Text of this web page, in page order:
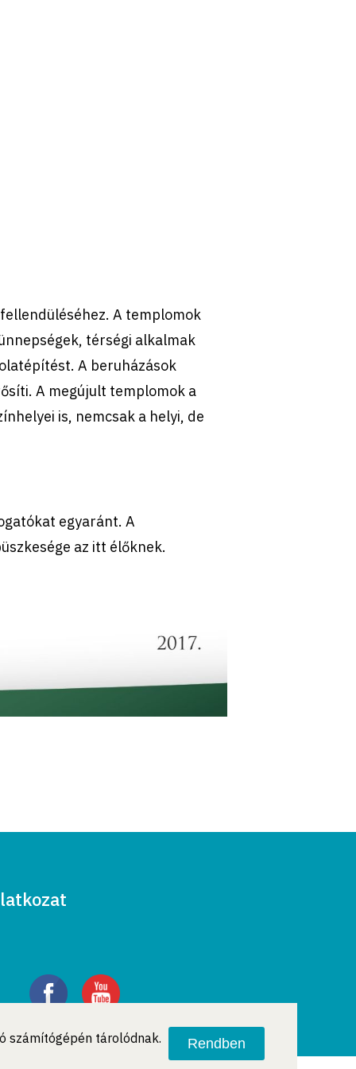
számítógépén tárolódnak. Rendben
A templomok
térségi alkalmak
A beruházások
A megújult templomok a
is, nemcsak a helyi, de
egyaránt. A
az itt élőknek.